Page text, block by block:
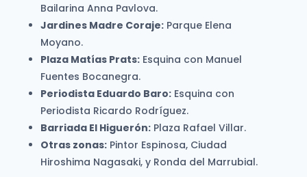
Bailarina Anna Pavlova.
Jardines Madre Coraje:Parque Elena
Moyano.
Plaza Matías Prats:Esquina con Manuel
Fuentes Bocanegra.
Periodista Eduardo Baro:Esquina con
Periodista Ricardo Rodríguez.
Barriada El Higuerón:Plaza Rafael Villar.
Otras zonas:Pintor Espinosa, Ciudad
Hiroshima Nagasaki, y Ronda del Marrubial.